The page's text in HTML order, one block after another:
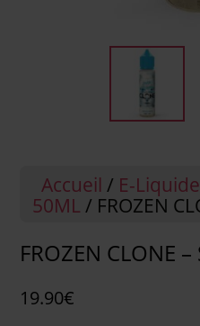
Accueil / E-Liquide
50ML / FROZEN
FROZEN CLONE
19.90€